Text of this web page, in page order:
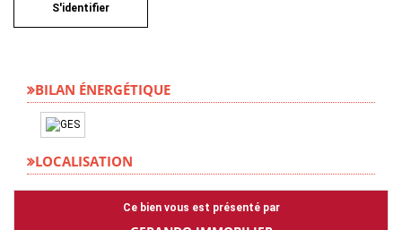
S'identifier
BILAN ÉNERGÉTIQUE
LOCALISATION
Ce bien vous est présenté par